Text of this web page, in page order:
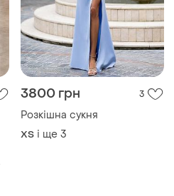
3800 грн 3
Розкішна сукня
ХS і ще 3